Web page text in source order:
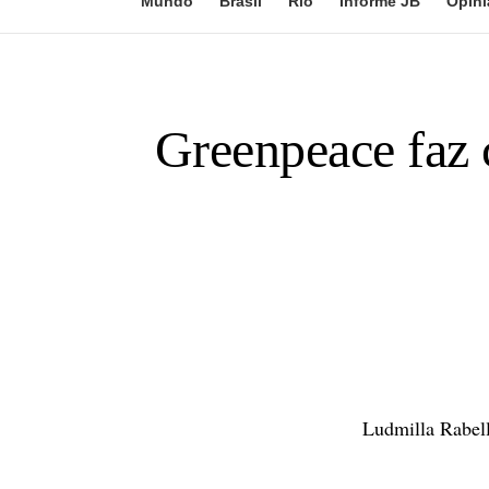
Greenpeace
Ludmilla